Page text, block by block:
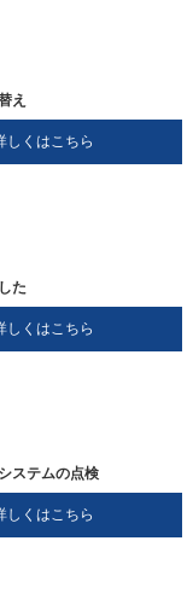
え
しくはこちら
た
しくはこちら
ステムの点検
しくはこちら